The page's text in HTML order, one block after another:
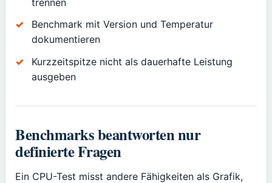
Benchmark mit Version und Temperatur
dokumentieren
Kurzzeitspitze nicht als dauerhafte Leistung
ausgeben
Benchmarks beantworten nur
definierte Fragen
Ein CPU-Test misst andere Fähigkeiten als Grafik,